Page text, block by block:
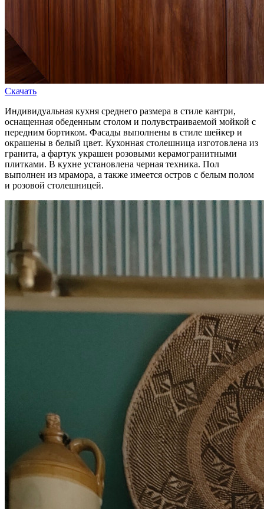
Скачать
Индивидуальная кухня среднего размера в стиле кантри,
оснащенная обеденным столом и полувстраиваемой мойкой с
передним бортиком. Фасады выполнены в стиле шейкер и
окрашены в белый цвет. Кухонная столешница изготовлена из
гранита, а фартук украшен розовыми керамогранитными
плитками. В кухне установлена черная техника. Пол
выполнен из мрамора, а также имеется остров с белым полом
и розовой столешницей.